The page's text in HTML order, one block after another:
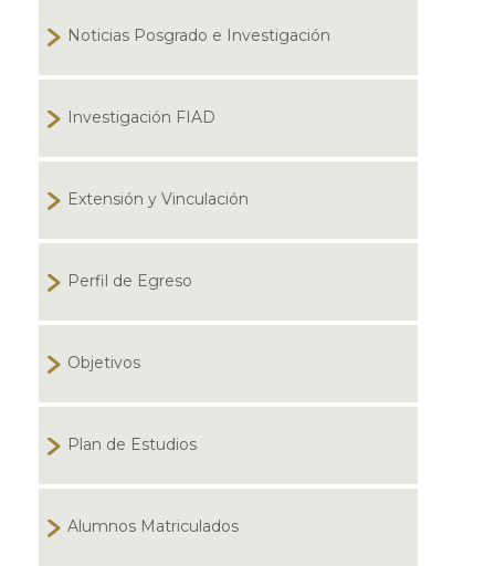
Noticias Posgrado e Investigación
Investigación FIAD
Extensión y Vinculación
Perfil de Egreso
Objetivos
Plan de Estudios
Alumnos Matriculados